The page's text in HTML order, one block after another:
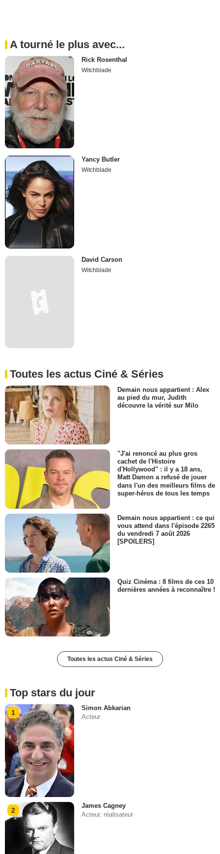
A tourné le plus avec...
Rick Rosenthal
Witchblade
Yancy Butler
Witchblade
David Carson
Witchblade
Toutes les actus Ciné & Séries
Demain nous appartient : Alex
au pied du mur, Judith
découvre la vérité sur Milo
"J'ai renoncé au plus gros
cachet de l'Histoire
d'Hollywood" : il y a 18 ans,
Matt Damon a refusé de jouer
dans l'un des meilleurs films de
super-héros de tous les temps
Demain nous appartient : ce qui
vous attend dans l'épisode 2265
du vendredi 7 août 2026
[SPOILERS]
Quiz Cinéma : 8 films de ces 10
dernières années à reconnaître !
Toutes les actus Ciné & Séries
Top stars du jour
1
Simon Abkarian
Acteur
2
James Cagney
Acteur, réalisateur